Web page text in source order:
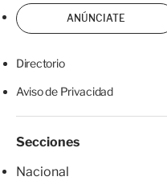
ANÚNCIATE
Directorio
Aviso de Privacidad
Secciones
Nacional